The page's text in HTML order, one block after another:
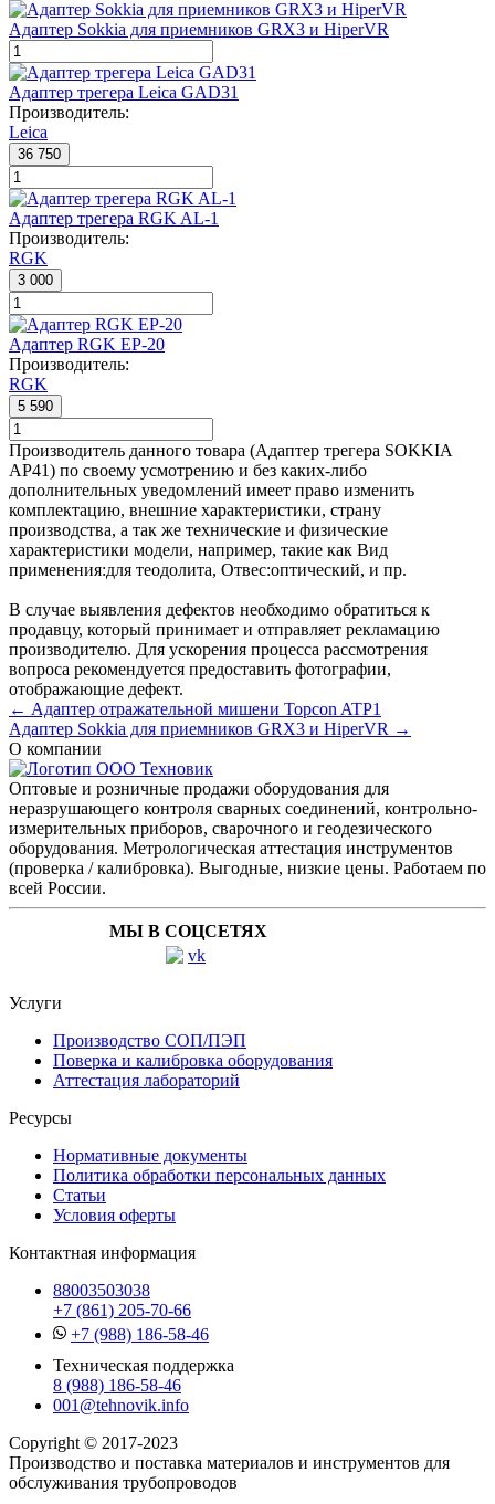
Адаптер Sokkia для приемников GRX3 и HiperVR
Адаптер трегера Leica GAD31
Производитель:
Leica
36 750
Адаптер трегера RGK AL-1
Производитель:
RGK
3 000
Адаптер RGK EP-20
Производитель:
RGK
5 590
Производитель данного товара (Адаптер трегера SOKKIA
AP41) по своему усмотрению и без каких-либо
дополнительных уведомлений имеет право изменить
комплектацию, внешние характеристики, страну
производства, а так же технические и физические
характеристики модели, например, такие как Вид
применения:для теодолита, Отвес:оптический, и пр.
В случае выявления дефектов необходимо обратиться к
продавцу, который принимает и отправляет рекламацию
производителю. Для ускорения процесса рассмотрения
вопроса рекомендуется предоставить фотографии,
отображающие дефект.
← Адаптер отражательной мишени Topcon ATP1
Адаптер Sokkia для приемников GRX3 и HiperVR →
О компании
Оптовые и розничные продажи оборудования для
неразрушающего контроля сварных соединений, контрольно-
измерительных приборов, сварочного и геодезического
оборудования. Метрологическая аттестация инструментов
(проверка / калибровка). Выгодные, низкие цены. Работаем по
всей России.
МЫ В СОЦСЕТЯХ
Услуги
Производство СОП/ПЭП
Поверка и калибровка оборудования
Аттестация лабораторий
Ресурсы
Нормативные документы
Политика обработки персональных данных
Статьи
Условия оферты
Контактная информация
88003503038
+7 (861) 205-70-66
+7 (988) 186-58-46
Техническая поддержка
8 (988) 186-58-46
001@tehnovik.info
Copyright © 2017-2023
Производство и поставка материалов и инструментов для
обслуживания трубопроводов